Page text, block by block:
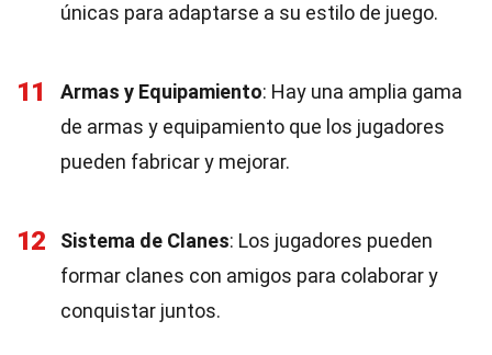
únicas para adaptarse a su estilo de juego.
11 Armas y Equipamiento: Hay una amplia gama
de armas y equipamiento que los jugadores
pueden fabricar y mejorar.
12 Sistema de Clanes: Los jugadores pueden
formar clanes con amigos para colaborar y
conquistar juntos.